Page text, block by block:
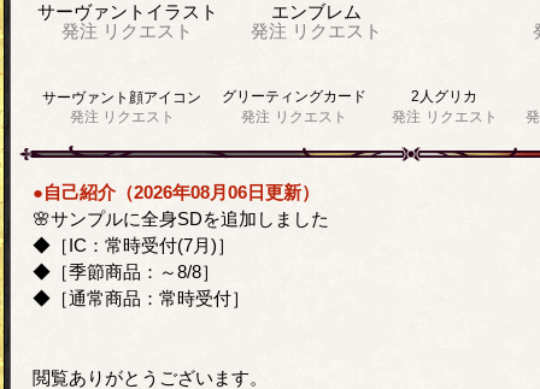
サーヴァントイラスト
発注 リクエスト
エンブレム
発注 リクエスト
サーヴァント顔アイコン
発注 リクエスト
グリーティングカード
発注 リクエスト
2人グリカ
発注 リクエスト
●自己紹介（2026年08月06日更新）
🌸サンプルに全身SDを追加しました
◆［IC：常時受付(7月)］
◆［季節商品：～8/8］
◆［通常商品：常時受付］
閲覧ありがとうございます。